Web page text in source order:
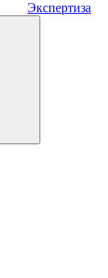
Экспертиза